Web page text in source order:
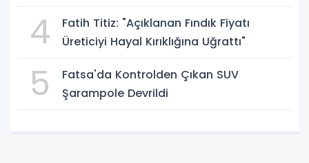
4
Fatih Titiz: "Açıklanan Fındık Fiyatı
Üreticiyi Hayal Kırıklığına Uğrattı"
5
Fatsa'da Kontrolden Çıkan SUV
Şarampole Devrildi